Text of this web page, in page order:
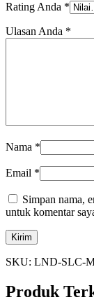
Rating Anda *
Ulasan Anda *
Nama *
Email *
Simpan nama,
untuk komentar
SKU: LND-SLC-
Produk